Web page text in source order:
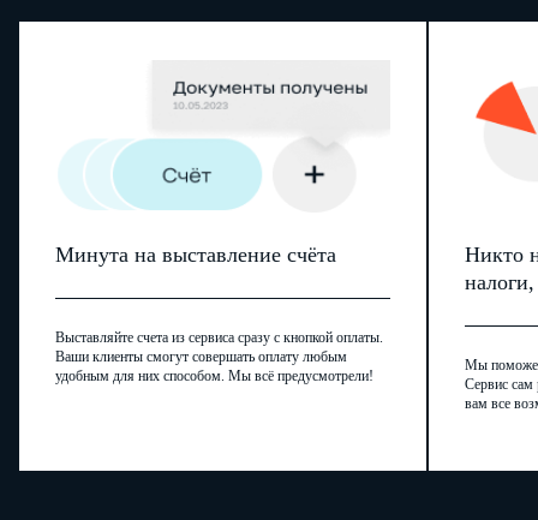
Минута на выставление счёта
Выставляйте счета из сервиса сразу с кнопкой оплаты.
Ваши клиенты смогут совершать оплату любым
удобным для них способом. Мы всё предусмотрели!
Никто
Мы
Сервис сам
вам все